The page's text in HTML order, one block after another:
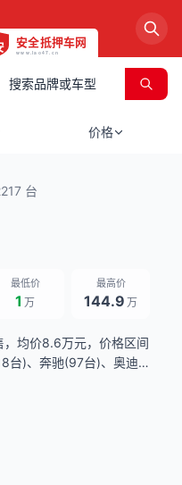
价格
台
最低价
1 万
最高价
144.9 万
均价8.6万元，价格区间
台)、奔驰(97台)、奥迪
，每日更新。